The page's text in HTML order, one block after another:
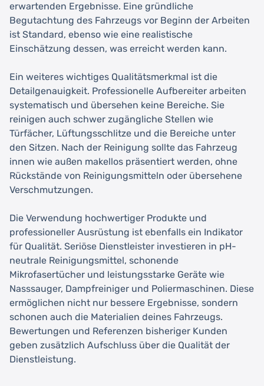
erwartenden Ergebnisse. Eine gründliche
Begutachtung des Fahrzeugs vor Beginn der Arbeiten
ist Standard, ebenso wie eine realistische
Einschätzung dessen, was erreicht werden kann.
Ein weiteres wichtiges Qualitätsmerkmal ist die
Detailgenauigkeit. Professionelle Aufbereiter arbeiten
systematisch und übersehen keine Bereiche. Sie
reinigen auch schwer zugängliche Stellen wie
Türfächer, Lüftungsschlitze und die Bereiche unter
den Sitzen. Nach der Reinigung sollte das Fahrzeug
innen wie außen makellos präsentiert werden, ohne
Rückstände von Reinigungsmitteln oder übersehene
Verschmutzungen.
Die Verwendung hochwertiger Produkte und
professioneller Ausrüstung ist ebenfalls ein Indikator
für Qualität. Seriöse Dienstleister investieren in pH-
neutrale Reinigungsmittel, schonende
Mikrofasertücher und leistungsstarke Geräte wie
Nasssauger, Dampfreiniger und Poliermaschinen. Diese
ermöglichen nicht nur bessere Ergebnisse, sondern
schonen auch die Materialien deines Fahrzeugs.
Bewertungen und Referenzen bisheriger Kunden
geben zusätzlich Aufschluss über die Qualität der
Dienstleistung.